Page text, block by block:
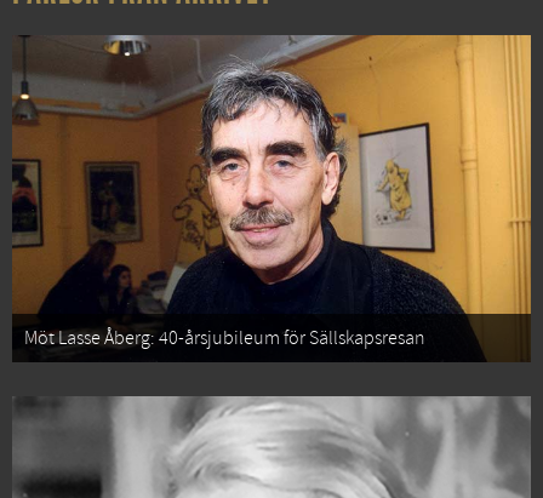
Möt Lasse Åberg: 40-årsjubileum för Sällskapsresan